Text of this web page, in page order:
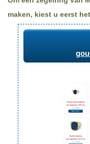
maken, kiest u eerst